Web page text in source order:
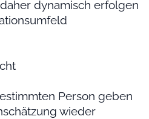
dynamisch erfolgen
Person geben
wieder